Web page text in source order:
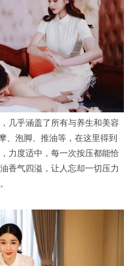
乎涵盖了所有与养生和美容
、泡脚、推油等，在这里得到
力度适中，每一次按压都能恰
香气四溢，让人忘却一切压力